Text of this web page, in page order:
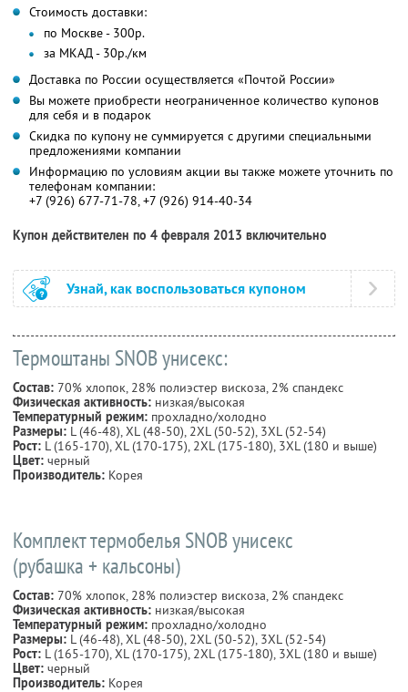
Стоимость доставки:
по Москве - 300р.
за МКАД - 30р./км
Доставка по России осуществляется «Почтой России»
Вы можете приобрести неограниченное количество купонов
для себя и в подарок
Скидка по купону не суммируется с другими специальными
предложениями компании
Информацию по условиям акции вы также можете уточнить по
телефонам компании:
+7 (926) 677-71-78, +7 (926) 914-40-34
Купон действителен по 4 февраля 2013 включительно
Узнай, как воспользоваться купоном
Термоштаны SNOB унисекс:
Состав: 70% хлопок, 28% полиэстер вискоза, 2% спандекс
Физическая активность: низкая/высокая
Температурный режим: прохладно/холодно
Размеры: L (46-48), XL (48-50), 2XL (50-52), 3XL (52-54)
Рост: L (165-170), XL (170-175), 2XL (175-180), 3XL (180 и выше)
Цвет: черный
Производитель: Корея
Комплект термобелья SNOB унисекс
(рубашка + кальсоны)
Состав: 70% хлопок, 28% полиэстер вискоза, 2% спандекс
Физическая активность: низкая/высокая
Температурный режим: прохладно/холодно
Размеры: L (46-48), XL (48-50), 2XL (50-52), 3XL (52-54)
Рост: L (165-170), XL (170-175), 2XL (175-180), 3XL (180 и выше)
Цвет: черный
Производитель: Корея